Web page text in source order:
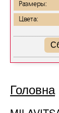
Размеры:
Цвета:
Головна